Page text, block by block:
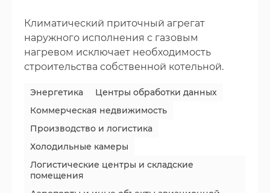
Климатический приточный агрегат
наружного исполнения с газовым
нагревом исключает необходимость
строительства собственной котельной.
Энергетика
Центры обработки данных
Коммерческая недвижимость
Производство и логистика
Холодильные камеры
Логистические центры и складские
помещения